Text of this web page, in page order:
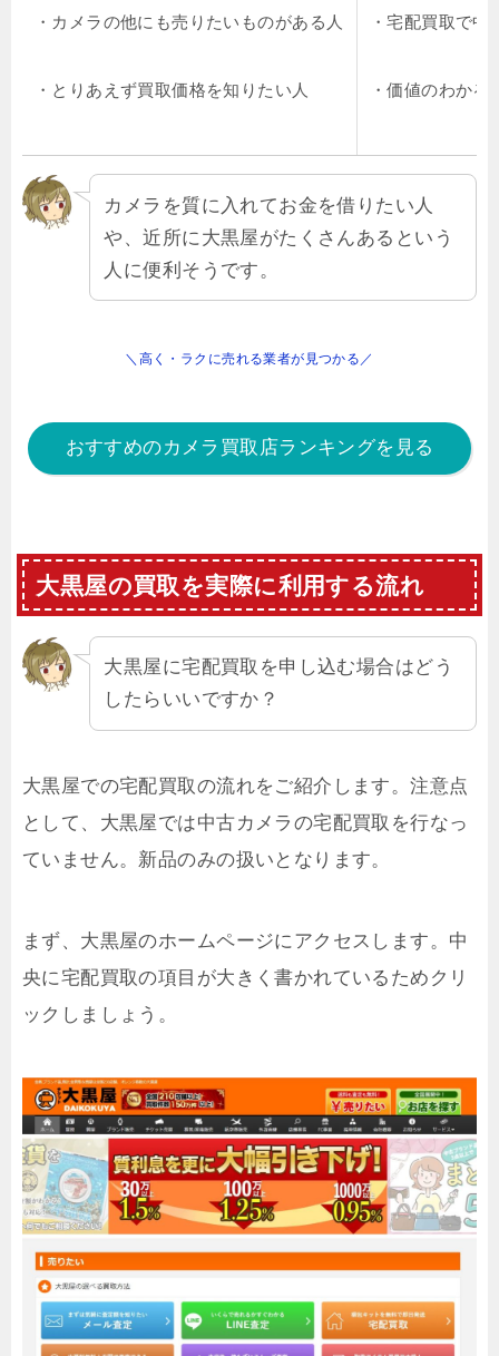
・カメラの他にも売りたいものがある人
・とりあえず買取価格を知りたい人
・宅配買取で
・価値のわかる
カメラを質に入れてお金を借りたい人
や、近所に大黒屋がたくさんあるという
人に便利そうです。
＼高く・ラクに売れる業者が見つかる／
おすすめのカメラ買取店ランキングを見る
大黒屋の買取を実際に利用する流れ
大黒屋に宅配買取を申し込む場合はどう
したらいいですか？
大黒屋での宅配買取の流れをご紹介します。注意点
として、大黒屋では中古カメラの宅配買取を行なっ
ていません。新品のみの扱いとなります。
まず、大黒屋のホームページにアクセスします。中
央に宅配買取の項目が大きく書かれているためクリ
ックしましょう。